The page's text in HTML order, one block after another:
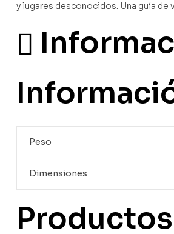
y lugares desconocidos. Una guía
Peso
Dimensiones